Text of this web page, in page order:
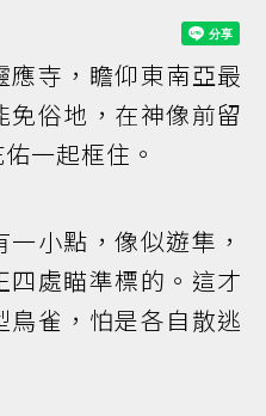
寺，瞻仰東南亞最
俗地，在神像前留
一起框住。
小點，像似遊隼，
處瞄準標的。這才
雀，怕是各自散逃